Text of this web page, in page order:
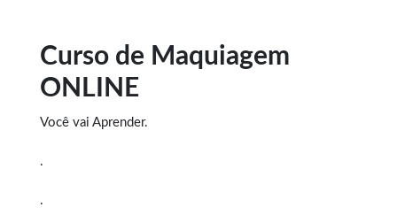
Curso de Maquiagem
ONLINE
Você vai Aprender.
.
.